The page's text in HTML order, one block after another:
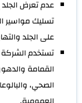
عدم تعرض
تسليك مواسير
على الجلد
تستخدم
القمامة
الصحي،